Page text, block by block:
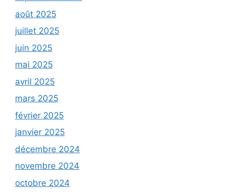
août 2025
juillet 2025
juin 2025
mai 2025
avril 2025
mars 2025
février 2025
janvier 2025
décembre 2024
novembre 2024
octobre 2024